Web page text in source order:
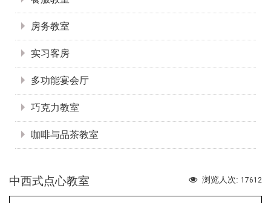
房务教室
实习客房
多功能宴会厅
巧克力教室
咖啡与品茶教室
浏览人次: 17612
中西式点心教室